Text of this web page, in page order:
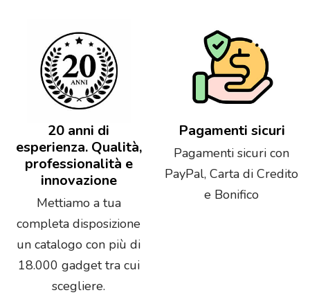
20 anni di
esperienza. Qualità,
professionalità e
innovazione
Mettiamo a tua
completa disposizione
un catalogo con più di
18.000 gadget tra cui
scegliere.
Pagamenti sicuri
Pagamenti sicuri con
PayPal, Carta di Credito
e Bonifico